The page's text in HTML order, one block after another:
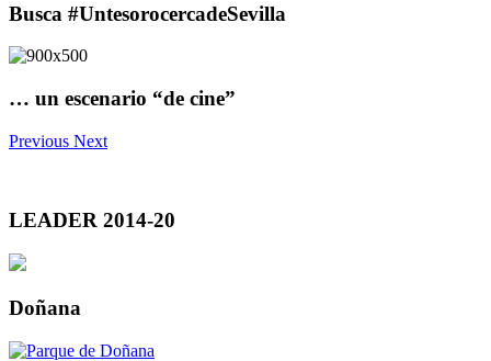
Busca #UntesorocercadeSevilla
… un escenario “de cine”
Previous Next
LEADER 2014-20
Doñana